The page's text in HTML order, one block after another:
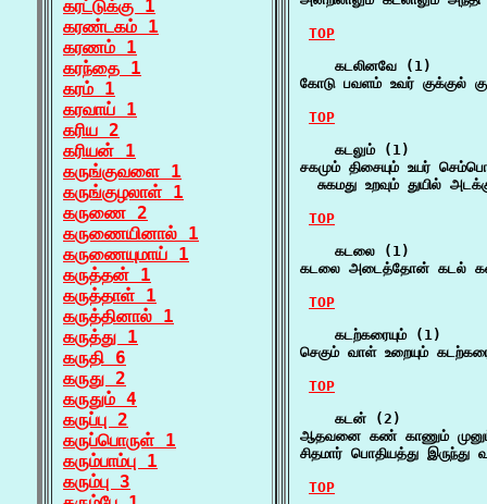
கரட்டுக்கு 1
கரண்டகம் 1
கரணம் 1
கரந்தை 1
கரம் 1
கரவாய் 1
கரிய 2
கரியன் 1
கருங்குவளை 1
கருங்குழலாள் 1
கருணை 2
கருணையினால் 1
கருணையுமாய் 1
கருத்தன் 1
கருத்தாள் 1
கருத்தினால் 1
கருத்து 1
கருதி 6
கருது 2
கருதும் 4
கருப்பு 2
கருப்பொருள் 1
கரும்பாம்பு 1
கரும்பு 3
TOP
    கடலினவே (1)
கோடு பவளம் உவர்
TOP
    கடலும் (1)
சகமும் திசையும் உயர்
சுகமது உறவும் துயில்
TOP
    கடலை (1)
கடலை அடைத்தோன் கடல்
TOP
    கடற்கரையும் (1)
செகும் வாள் உறையும்
TOP
    கடன் (2)
ஆதவனை கண் காணும்
சிதமார் பொதியத்து
TOP